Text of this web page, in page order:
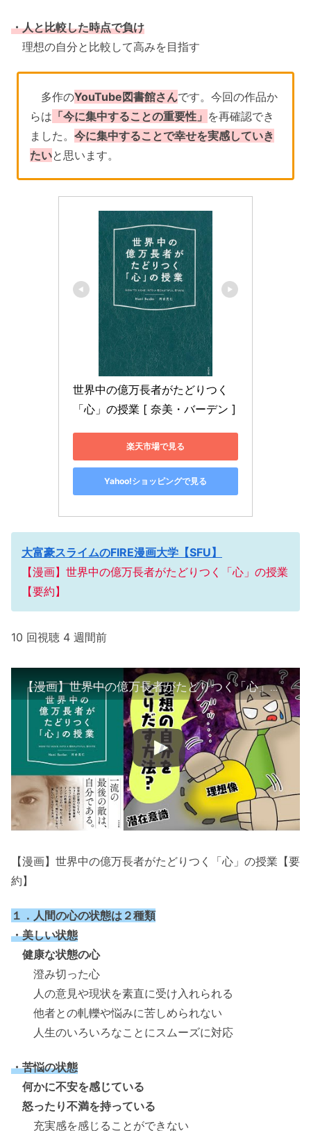
・人と比較した時点で負け
理想の自分と比較して高みを目指す
多作のYouTube図書館さんです。今回の作品か
らは 「今に集中することの重要性」 を再確認でき
ました。今に集中することで幸せを実感していき
たいと思います。
世界中の億万長者がたどりつく
「心」の授業 [ 奈美・バーデン ]
楽天市場で見る
Yahoo!ショッピングで見る
大富豪スライムのFIRE漫画大学【SFU】
【漫画】世界中の億万長者がたどりつく「心」の授業
【要約】
10 回視聴 4 週間前
【漫画】世界中の億万長者がたどりつく「心」の授業【要約】
【漫画】世界中の億万長者がたどりつく「心」の授業【要
約】
１．人間の心の状態は２種類
・美しい状態
健康な状態の心
澄み切った心
人の意見や現状を素直に受け入れられる
他者との軋轢や悩みに苦しめられない
人生のいろいろなことにスムーズに対応
・苦悩の状態
何かに不安を感じている
怒ったり不満を持っている
充実感を感じることができない